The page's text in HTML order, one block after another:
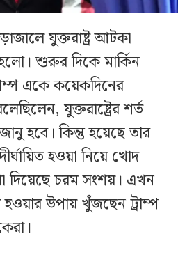
যুক্তরাষ্ট্র আটকা
শুরুর দিকে মার্কিন
একে কয়েকদিনের
যুক্তরাষ্ট্রের শর্ত
হবে। কিন্তু হয়েছে তার
হওয়া নিয়ে খোদ
দিয়েছে চরম সংশয়। এখন
উপায় খুঁজছেন ট্রাম্প